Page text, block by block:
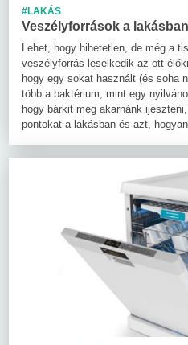
#LAKÁS
Veszélyforrások a lakásban
Lehet, hogy hihetetlen, de még a
veszélyforrás leselkedik az ott
hogy egy sokat használt (és soha
több a baktérium, mint egy
hogy bárkit meg akarnánk
pontokat a lakásban és azt,